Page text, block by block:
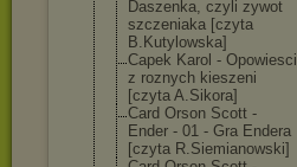
Daszenka, czyli zywot
szczeniaka [czyta
B.Kutylowska]
Capek Karol - Opowiesci
z roznych kieszeni
[czyta A.Sikora]
Card Orson Scott -
Ender - 01 - Gra Endera
[czyta R.Siemianowski]